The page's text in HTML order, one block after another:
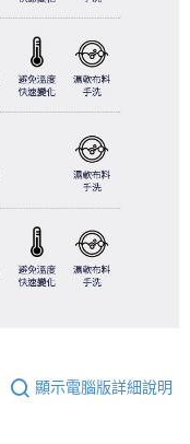
顯示電腦版詳細說明